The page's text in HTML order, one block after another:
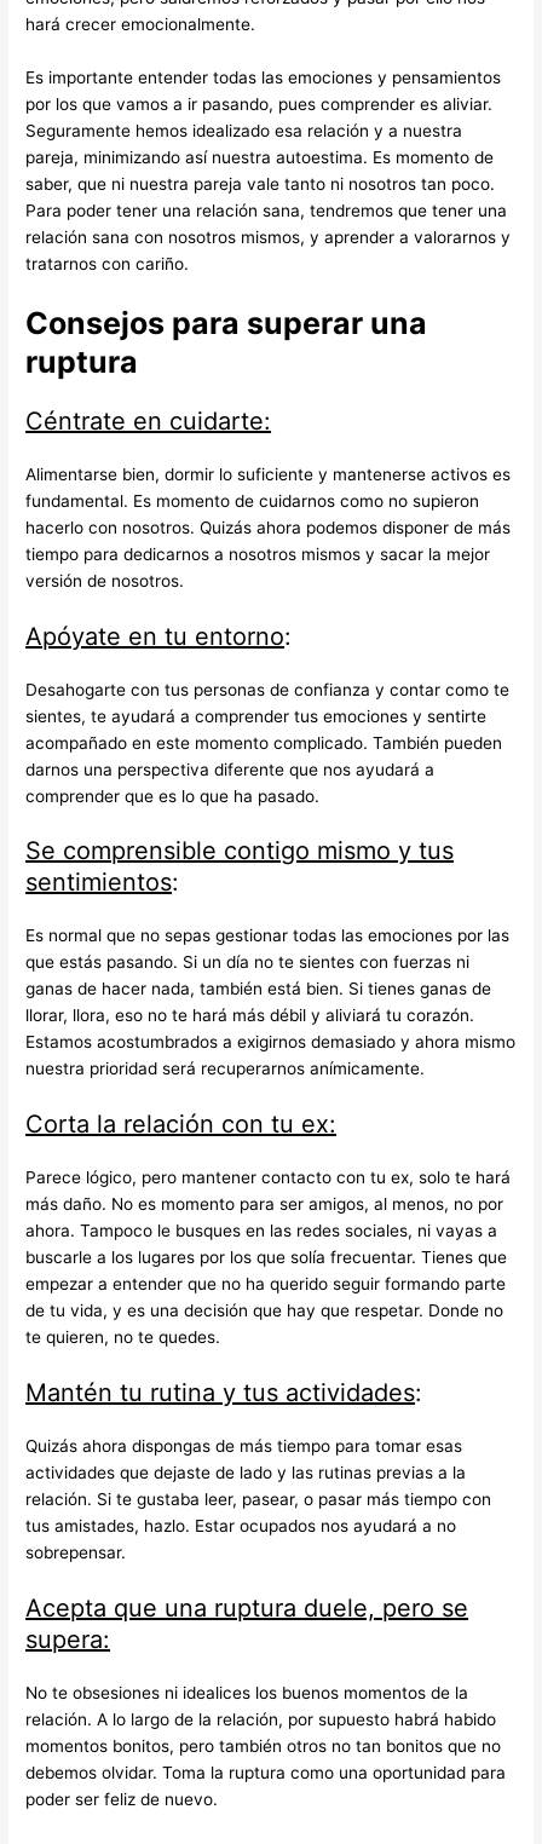
hará crecer emocionalmente.
Es importante entender todas las emociones y pensamientos
por los que vamos a ir pasando, pues comprender es aliviar.
Seguramente hemos idealizado esa relación y a nuestra
pareja, minimizando así nuestra autoestima. Es momento de
saber, que ni nuestra pareja vale tanto ni nosotros tan poco.
Para poder tener una relación sana, tendremos que tener una
relación sana con nosotros mismos, y aprender a valorarnos y
tratarnos con cariño.
Consejos para superar una
ruptura
Céntrate en cuidarte:
Alimentarse bien, dormir lo suficiente y mantenerse activos es
fundamental. Es momento de cuidarnos como no supieron
hacerlo con nosotros. Quizás ahora podemos disponer de más
tiempo para dedicarnos a nosotros mismos y sacar la mejor
versión de nosotros.
Apóyate en tu entorno:
Desahogarte con tus personas de confianza y contar como te
sientes, te ayudará a comprender tus emociones y sentirte
acompañado en este momento complicado. También pueden
darnos una perspectiva diferente que nos ayudará a
comprender que es lo que ha pasado.
Se comprensible contigo mismo y tus
sentimientos:
Es normal que no sepas gestionar todas las emociones por las
que estás pasando. Si un día no te sientes con fuerzas ni
ganas de hacer nada, también está bien. Si tienes ganas de
llorar, llora, eso no te hará más débil y aliviará tu corazón.
Estamos acostumbrados a exigirnos demasiado y ahora mismo
nuestra prioridad será recuperarnos anímicamente.
Corta la relación con tu ex:
Parece lógico, pero mantener contacto con tu ex, solo te hará
más daño. No es momento para ser amigos, al menos, no por
ahora. Tampoco le busques en las redes sociales, ni vayas a
buscarle a los lugares por los que solía frecuentar. Tienes que
empezar a entender que no ha querido seguir formando parte
de tu vida, y es una decisión que hay que respetar. Donde no
te quieren, no te quedes.
Mantén tu rutina y tus actividades:
Quizás ahora dispongas de más tiempo para tomar esas
actividades que dejaste de lado y las rutinas previas a la
relación. Si te gustaba leer, pasear, o pasar más tiempo con
tus amistades, hazlo. Estar ocupados nos ayudará a no
sobrepensar.
Acepta que una ruptura duele, pero se
supera:
No te obsesiones ni idealices los buenos momentos de la
relación. A lo largo de la relación, por supuesto habrá habido
momentos bonitos, pero también otros no tan bonitos que no
debemos olvidar. Toma la ruptura como una oportunidad para
poder ser feliz de nuevo.